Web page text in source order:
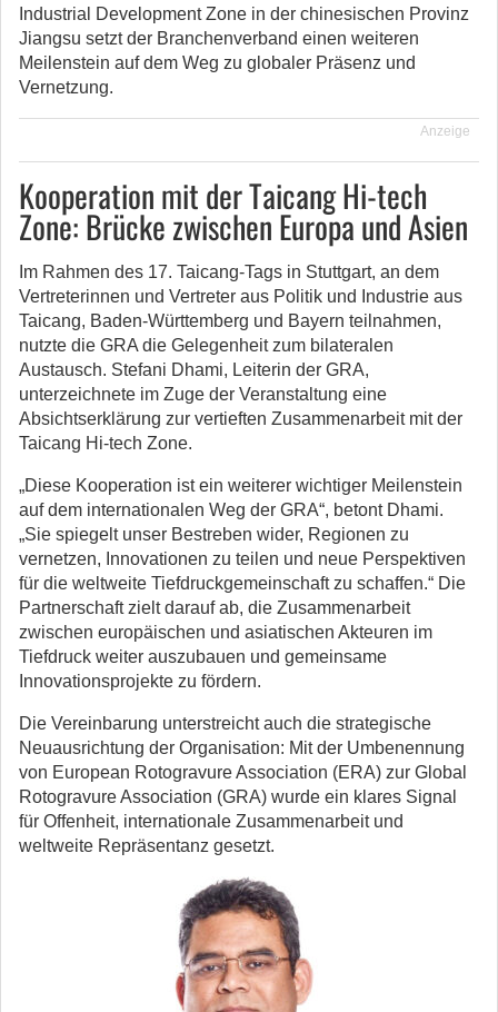
Industrial Development Zone in der chinesischen Provinz
Jiangsu setzt der Branchenverband einen weiteren
Meilenstein auf dem Weg zu globaler Präsenz und
Vernetzung.
Anzeige
Kooperation mit der Taicang Hi-tech
Zone: Brücke zwischen Europa und Asien
Im Rahmen des 17. Taicang-Tags in Stuttgart, an dem
Vertreterinnen und Vertreter aus Politik und Industrie aus
Taicang, Baden-Württemberg und Bayern teilnahmen,
nutzte die GRA die Gelegenheit zum bilateralen
Austausch. Stefani Dhami, Leiterin der GRA,
unterzeichnete im Zuge der Veranstaltung eine
Absichtserklärung zur vertieften Zusammenarbeit mit der
Taicang Hi-tech Zone.
„Diese Kooperation ist ein weiterer wichtiger Meilenstein
auf dem internationalen Weg der GRA“, betont Dhami.
„Sie spiegelt unser Bestreben wider, Regionen zu
vernetzen, Innovationen zu teilen und neue Perspektiven
für die weltweite Tiefdruckgemeinschaft zu schaffen.“ Die
Partnerschaft zielt darauf ab, die Zusammenarbeit
zwischen europäischen und asiatischen Akteuren im
Tiefdruck weiter auszubauen und gemeinsame
Innovationsprojekte zu fördern.
Die Vereinbarung unterstreicht auch die strategische
Neuausrichtung der Organisation: Mit der Umbenennung
von European Rotogravure Association (ERA) zur Global
Rotogravure Association (GRA) wurde ein klares Signal
für Offenheit, internationale Zusammenarbeit und
weltweite Repräsentanz gesetzt.